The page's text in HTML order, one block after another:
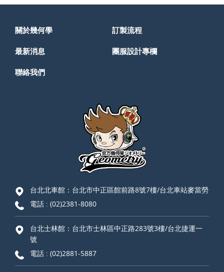
關於幾何學 訂製流程
最新消息 團服設計專欄
聯絡我們
台北北車館：台北市中正區館前路8號7樓/台北車站麥當勞
電話 : (02)2381-8080
台北士林館：台北市士林區中正路283號3樓/台北捷運一
號
電話 : (02)2881-5887